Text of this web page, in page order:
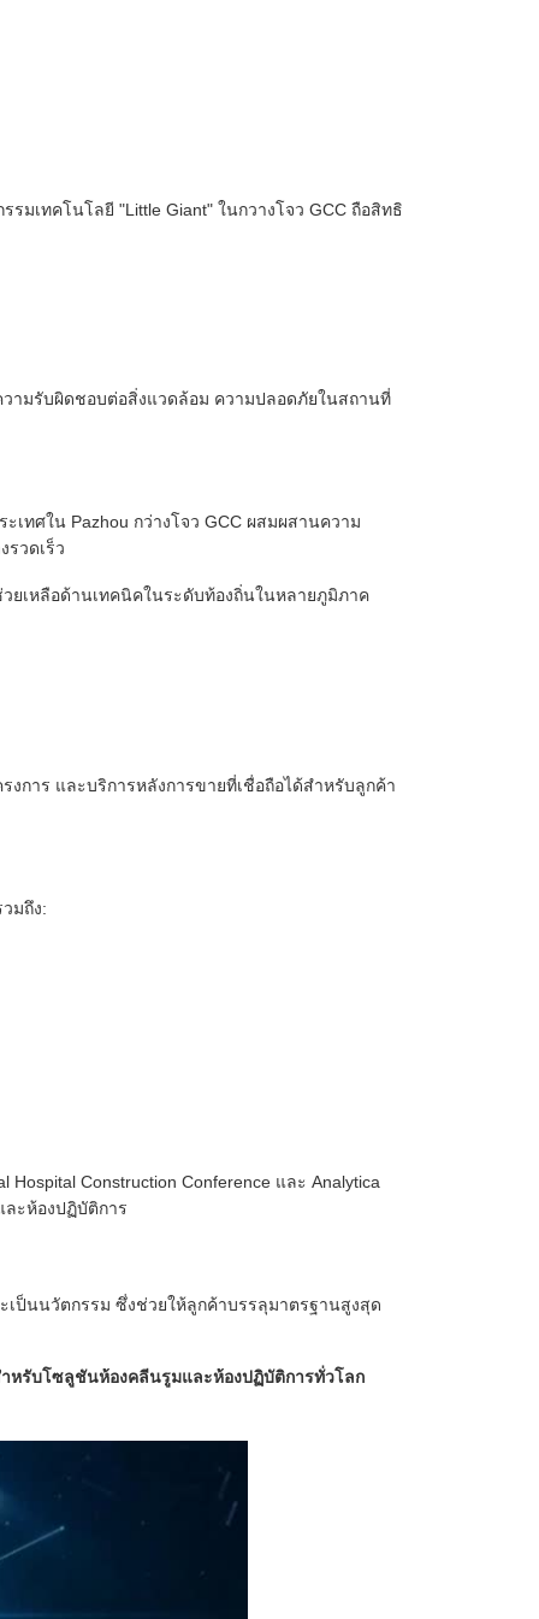
มเทคโนโลยี "Little Giant" ในกวางโจว GCC ถือสิทธิ
ามรับผิดชอบต่อสิ่งแวดล้อม ความปลอดภัยในสถานที่
เทศใน Pazhou กว่างโจว GCC ผสมผสานความ
วดเร็ว
ยเหลือด้านเทคนิคในระดับท้องถิ่นในหลายภูมิภาค
การ และบริการหลังการขายที่เชื่อถือได้สำหรับลูกค้า
มถึง:
Construction Conference และ Analytica
ะห้องปฏิบัติการ
ป็นนวัตกรรม ซึ่งช่วยให้ลูกค้าบรรลุมาตรฐานสูงสุด
รับโซลูชันห้องคลีนรูมและห้องปฏิบัติการทั่วโลก